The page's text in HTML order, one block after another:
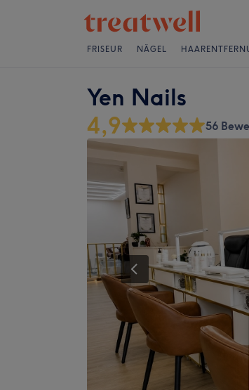
FRISEUR NÄGEL
Yen Nails
4,9 56